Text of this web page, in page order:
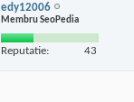
edy12006
Membru SeoPedia
Reputatie: 43